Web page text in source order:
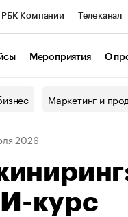
РБК Компании Телеканал
Мероприятия О
Маркетинг и
2026
курс